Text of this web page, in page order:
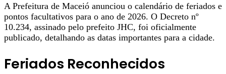
A Prefeitura de Maceió anunciou o calendário de feriados e
pontos facultativos para o ano de 2026. O Decreto nº
10.234, assinado pelo prefeito JHC, foi oficialmente
publicado, detalhando as datas importantes para a cidade.
Feriados Reconhecidos